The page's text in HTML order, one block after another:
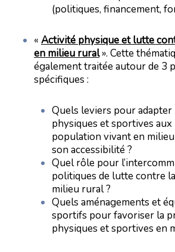
(politiques, financement,
« Activité physique et lutte
en milieu rural». Cette
également traitée autour de 3
spécifiques :
Quels leviers pour adapter
physiques et sportives aux
population vivant en
son accessibilité ?
Quel rôle pour
politiques de lutte contre
milieu rural ?
Quels aménagements et
sportifs pour favoriser la
physiques et sportives en